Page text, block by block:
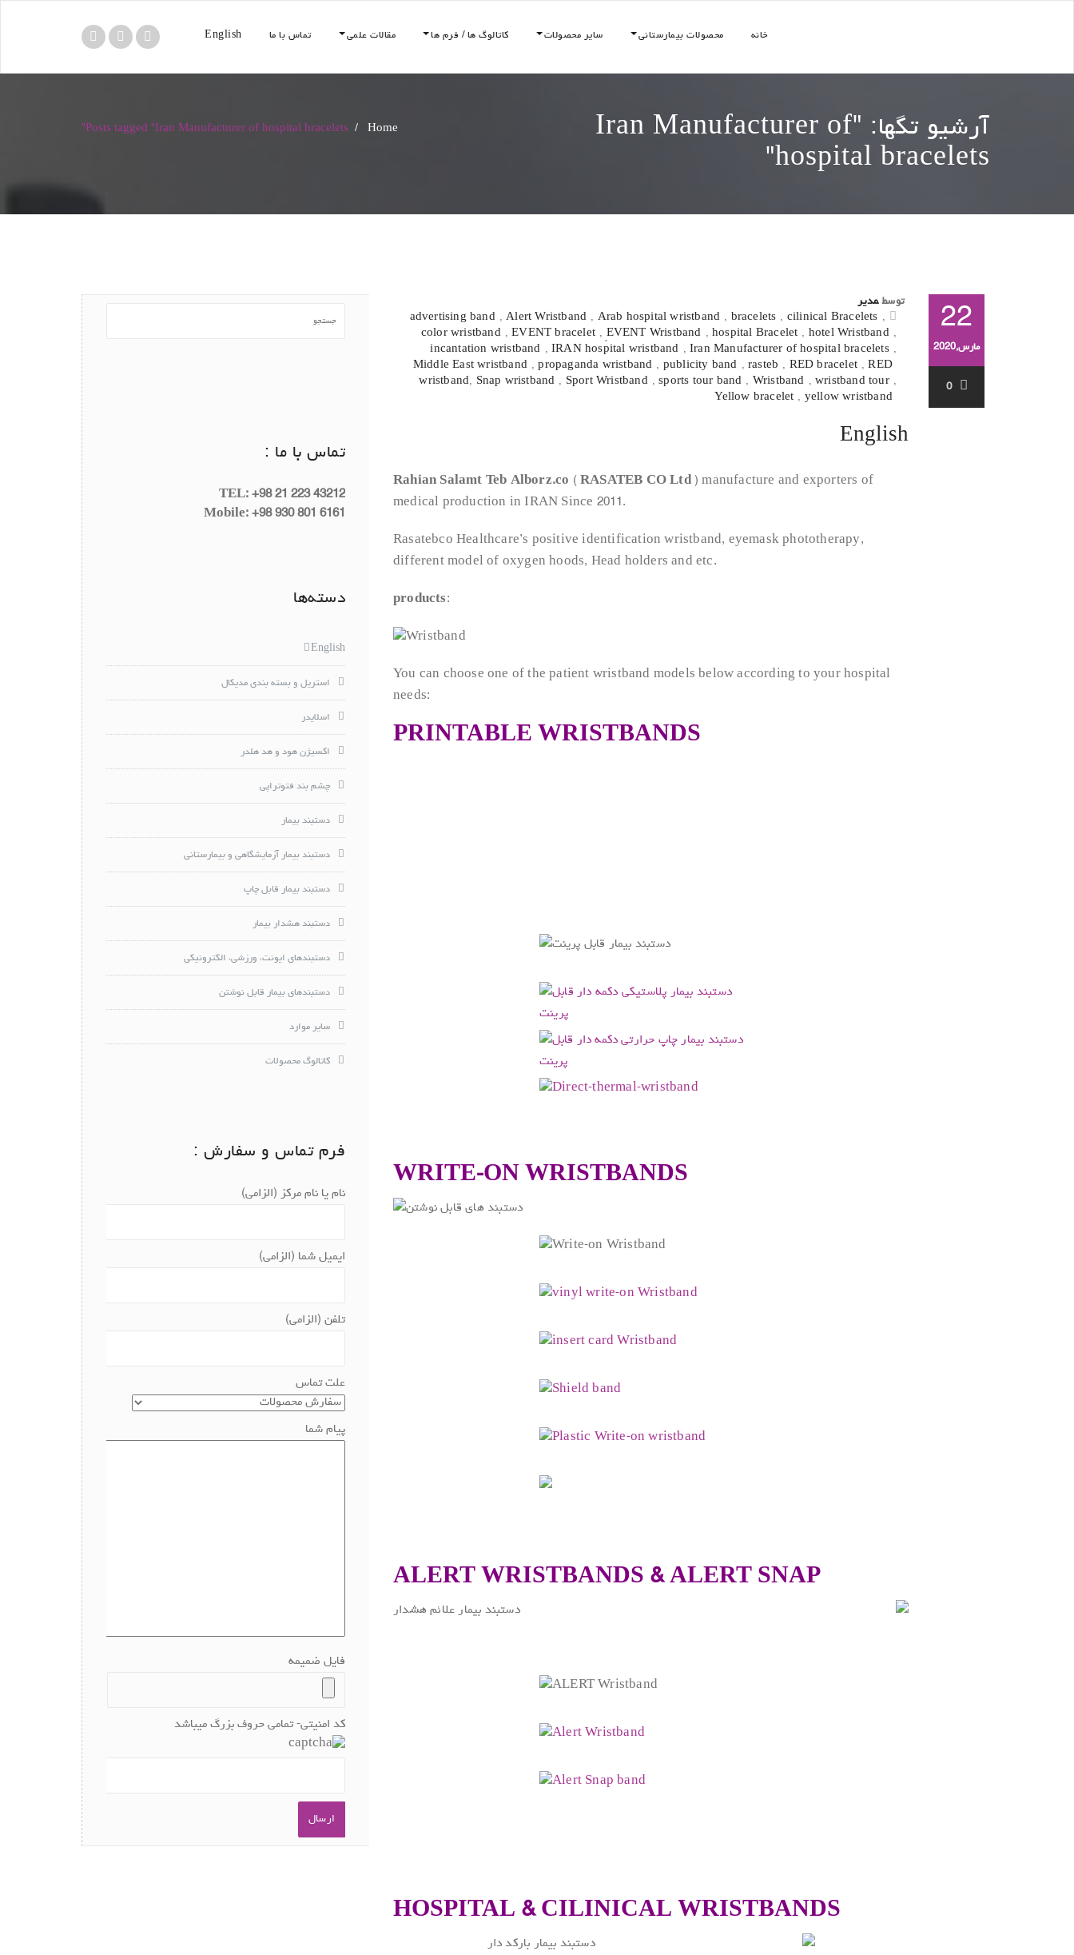
خانه محصولات بیمارستانی سایر محصولات کاتالوگ ها / فرم ها مقالات علمی تماس با ما English
آرشیو تگها: "Iran Manufacturer of
hospital bracelets
"
Home
/
Posts tagged "Iran Manufacturer of hospital bracelets"
22
مارس,2020
0
توسط مدیر
advertising band ,Alert Wristband , Arab hospital wristband , bracelets , cilinical Bracelets ,
color wristband ,EVENT bracelet , ٍEVENT Wristband , hospital Bracelet , hotel Wristband ,
incantation wristband , IRAN hospital wristband , Iran Manufacturer of hospital bracelets ,
Middle East wristband ,propaganda wristband , publicity band , rasteb , RED bracelet ,RED
wristband, Snap wristband , Sport Wristband ,sports tour band , Wristband , wristband tour ,
Yellow bracelet , yellow wristband
English
Rahian Salamt Teb Alborz.co (RASATEB CO Ltd ) manufacture and exporters of
medical production in IRAN Since 2011.
Rasatebco Healthcare’s positive identification wristband, eyemask phototherapy,
different model of oxygen hoods, Head holders and etc.
products:
You can choose one of the patient wristband models below according to your hospital
needs:
PRINTABLE WRISTBANDS
WRITE-ON WRISTBANDS
ALERT WRISTBANDS & ALERT SNAP
HOSPITAL & CILINICAL WRISTBANDS
تماس با ما :
TEL: +98 21 223 43212
Mobile: +98 930 801 6161
دسته‌ها
English
استریل و بسته بندی مدیکال
اسلایدر
اکسیژن هود و هد هلدر
چشم بند فتوتراپی
دستبند بیمار
دستبند بیمار آزمایشگاهی و بیمارستانی
دستبند بیمار قابل چاپ
دستبند هشدار بیمار
دستبندهای ایونت، ورزشی، الکترونیکی
دستبندهای بیمار قابل نوشتن
سایر موارد
کاتالوگ محصولات
فرم تماس و سفارش :
نام یا نام مرکز (الزامی)
ایمیل شما (الزامی)
تلفن (الزامی)
علت تماس
پیام شما
فایل ضمیمه
کد امنیتی- تمامی حروف بزرگ میباشد